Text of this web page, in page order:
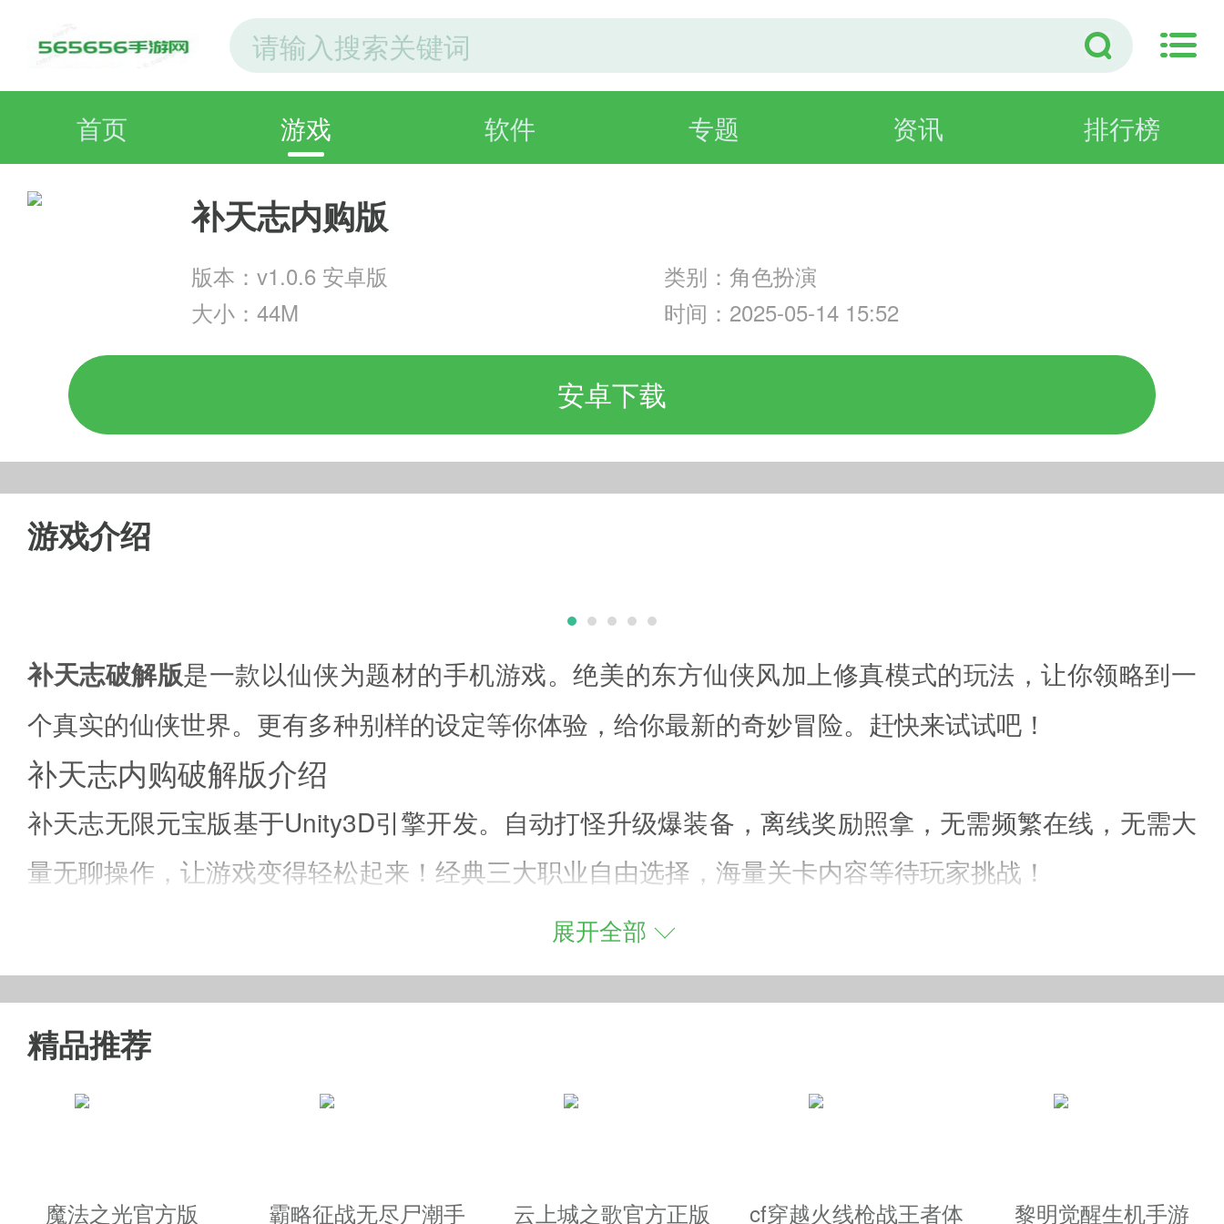
首页 游戏 软件 专题 资讯 排行榜
补天志内购版
版本：v1.0.6 安卓版
类别：角色扮演
大小：44M
时间：2025-05-14 15:52
安卓下载
游戏介绍
补天志破解版是一款以仙侠为题材的手机游戏。绝美的东方仙侠风加上修真模式的玩法，让你领略到一
个真实的仙侠世界。更有多种别样的设定等你体验，给你最新的奇妙冒险。赶快来试试吧！
补天志内购破解版介绍
补天志无限元宝版基于Unity3D引擎开发。自动打怪升级爆装备，离线奖励照拿，无需频繁在线，无需大
量无聊操作，让游戏变得轻松起来！经典三大职业自由选择，海量关卡内容等待玩家挑战！
补天志破解游戏特色
系统操作：操作简单，无需反复切换，一键即可培养到底。
休闲模式
：没有复杂的操作，轻松游戏享受超多玩法，累了就退出游戏，离线状态下也会不停打怪升级
战斗系统 ：炫酷无比的技能特效，千变万化的技能效果，让你体验排兵布阵带来的战场纵横。
展开全部
精品推荐
魔法之光官方版
霸略征战无尽尸潮手
云上城之歌官方正版
cf穿越火线枪战王者体
黎明觉醒生机手游